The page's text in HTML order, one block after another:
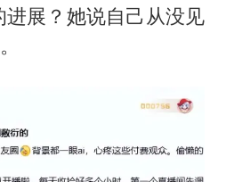
展？她说自己从没见